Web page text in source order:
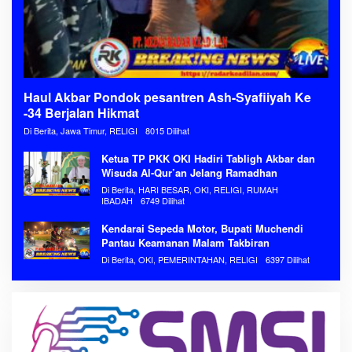
Haul Akbar Pondok pesantren Ash-Syafiiyah Ke
-34 Berjalan Hikmat
Di Berita, Jawa Timur, RELIGI 8015 Dilihat
Ketua TP PKK OKI Hadiri Tabligh Akbar dan
Wisuda Al-Qur’an Jelang Ramadhan
Di Berita, HARI BESAR, OKI, RELIGI, RUMAH
IBADAH
6749 Dilihat
Kendarai Sepeda Motor, Bupati Muchendi
Pantau Keamanan Malam Takbiran
Di Berita, OKI, PEMERINTAHAN, RELIGI 6397 Dilihat